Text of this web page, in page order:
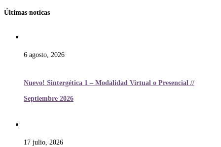
Últimas noticas
6 agosto, 2026
Nuevo! Sintergética 1 – Modalidad Virtual o Presencial //
Septiembre 2026
17 julio, 2026